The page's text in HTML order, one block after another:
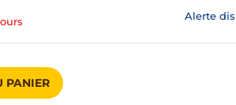
PANIER
Alerte